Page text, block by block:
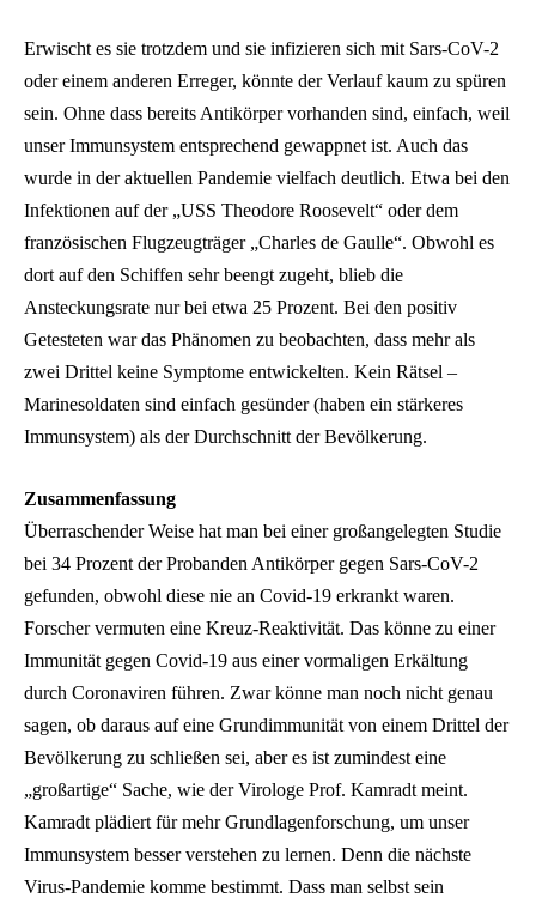
Erwischt es sie trotzdem und sie infizieren sich mit Sars-CoV-2
oder einem anderen Erreger, könnte der Verlauf kaum zu spüren
sein. Ohne dass bereits Antikörper vorhanden sind, einfach, weil
unser Immunsystem entsprechend gewappnet ist. Auch das
wurde in der aktuellen Pandemie vielfach deutlich. Etwa bei den
Infektionen auf der „USS Theodore Roosevelt“ oder dem
französischen Flugzeugträger „Charles de Gaulle“. Obwohl es
dort auf den Schiffen sehr beengt zugeht, blieb die
Ansteckungsrate nur bei etwa 25 Prozent. Bei den positiv
Getesteten war das Phänomen zu beobachten, dass mehr als
zwei Drittel keine Symptome entwickelten. Kein Rätsel –
Marinesoldaten sind einfach gesünder (haben ein stärkeres
Immunsystem) als der Durchschnitt der Bevölkerung.
Zusammenfassung
Überraschender Weise hat man bei einer großangelegten Studie
bei 34 Prozent der Probanden Antikörper gegen Sars-CoV-2
gefunden, obwohl diese nie an Covid-19 erkrankt waren.
Forscher vermuten eine Kreuz-Reaktivität. Das könne zu einer
Immunität gegen Covid-19 aus einer vormaligen Erkältung
durch Coronaviren führen. Zwar könne man noch nicht genau
sagen, ob daraus auf eine Grundimmunität von einem Drittel der
Bevölkerung zu schließen sei, aber es ist zumindest eine
„großartige“ Sache, wie der Virologe Prof. Kamradt meint.
Kamradt plädiert für mehr Grundlagenforschung, um unser
Immunsystem besser verstehen zu lernen. Denn die nächste
Virus-Pandemie komme bestimmt. Dass man selbst sein